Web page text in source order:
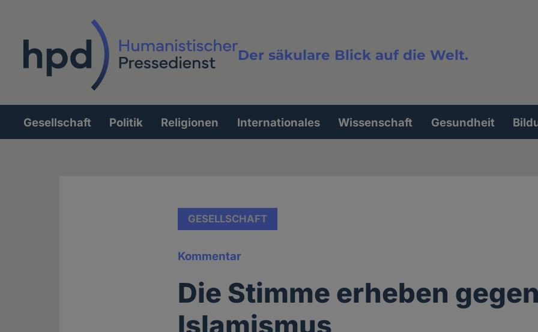
Der säkulare Blick auf die Welt.
Volltextsuche
Hauptnavigation
Gesellschaft Politik Religionen Internationales Wissenschaft Gesundheit
GESELLSCHAFT
Kommentar
Die Stimme erheben
Islamismus